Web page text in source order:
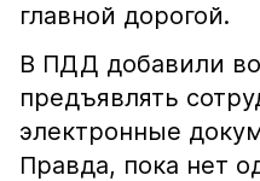
главной дорогой.
В ПДД добавили
предъявлять
электронные
Правда, пока нет